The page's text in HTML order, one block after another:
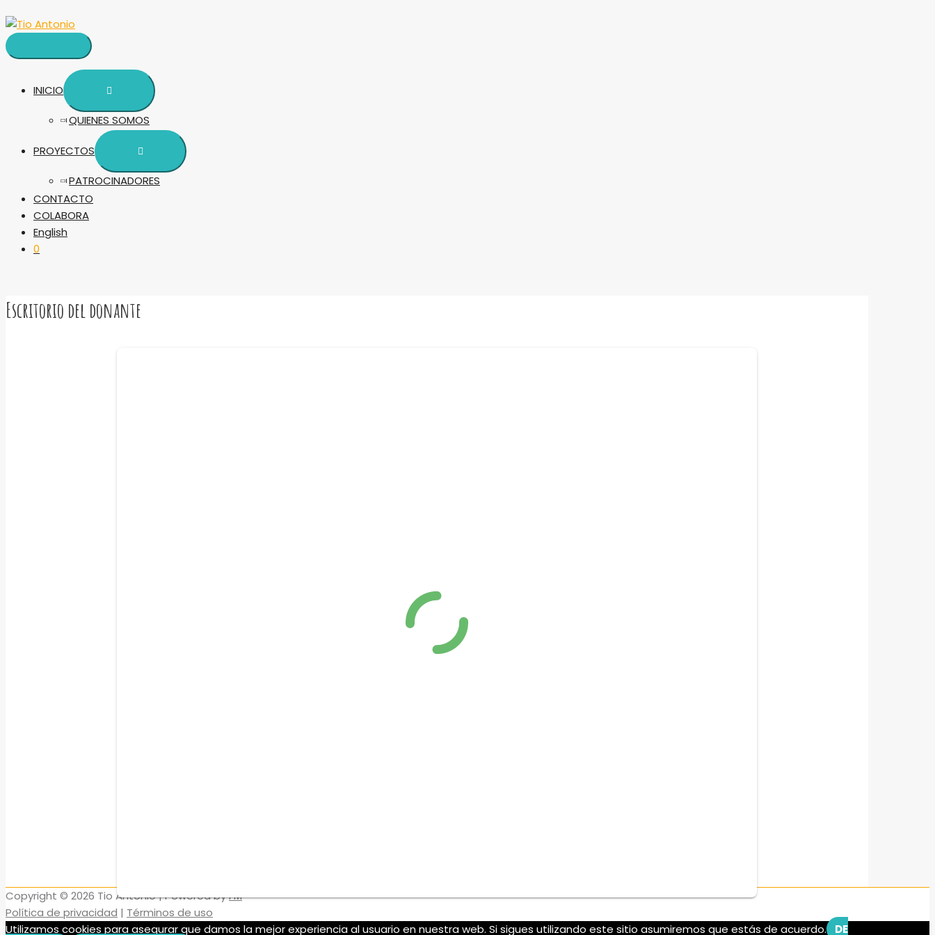
al
contenido
PRINCIPAL
INICIO
QUIENES SOMOS
PROYECTOS
PATROCINADORES
CONTACTO
COLABORA
English
0
Escritorio del donante
Copyright © 2026 Tio Antonio| Powered byFM
Política de privacidad | Términos de uso
Utilizamos cookies para asegurar que damos la mejor experiencia al usuario en nuestra web. Si sigues utilizando este sitio asumiremos que estás de acuerdo.
DE